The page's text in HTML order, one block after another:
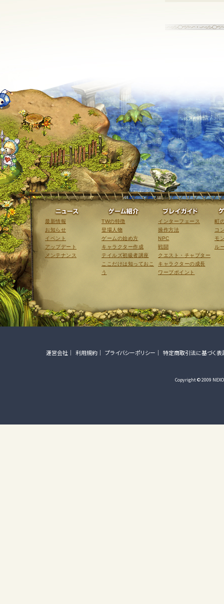
ニュース
最新情報
お知らせ
イベント
アップデート
メンテナンス
ゲーム紹介
TWの特徴
登場人物
ゲームの始め方
キャラクター作成
テイルズ初級者講座
ここだけは知っておこ
う
インターフェース
操作方法
NPC
戦闘
クエスト・チャプター
キャラクターの成長
ワープポイント
町
コ
モ
ル
運営会社 利用規約 プライバシーポリシー 特定商取引法に基づく表
Copyright © 2009